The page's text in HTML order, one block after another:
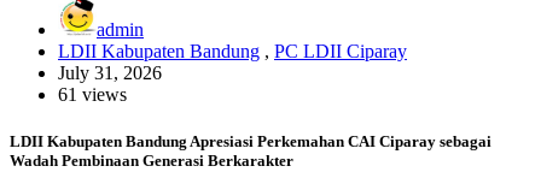
admin
LDII Kabupaten Bandung , PC LDII Ciparay
July 31, 2026
61 views
LDII Kabupaten Bandung Apresiasi Perkemahan CAI Ciparay sebagai
Wadah Pembinaan Generasi Berkarakter